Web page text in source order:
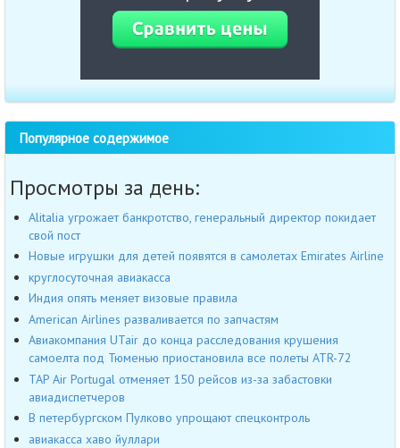
Популярное содержимое
Просмотры за день:
Alitalia угрожает банкротство, генеральный директор покидает
свой пост
Новые игрушки для детей появятся в самолетах Emirates Airline
круглосуточная авиакасса
Индия опять меняет визовые правила
American Airlines разваливается по запчастям
Авиакомпания UTair до конца расследования крушения
самоелта под Тюменью приостановила все полеты ATR-72
TAP Air Portugal отменяет 150 рейсов из-за забастовки
авиадиспетчеров
В петербургском Пулково упрощают спецконтроль
авиакасса хаво йуллари